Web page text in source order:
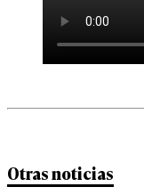
Otras noticias